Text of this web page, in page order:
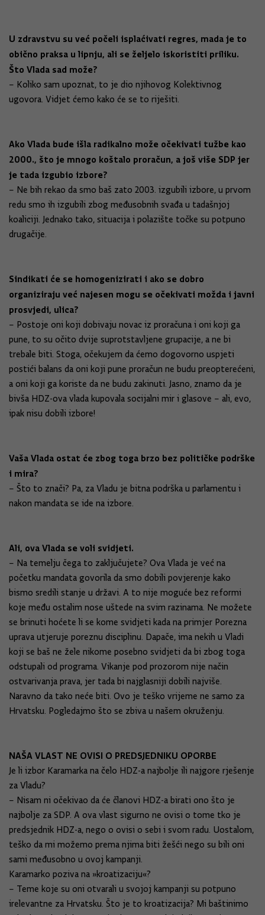
U zdravstvu su već počeli isplaćivati regres, mada je to
obično praksa u lipnju, ali se željelo iskoristiti priliku.
Što Vlada sad može?
– Koliko sam upoznat, to je dio njihovog Kolektivnog
ugovora. Vidjet ćemo kako će se to riješiti.
Ako Vlada bude išla radikalno može očekivati tužbe kao
2000., što je mnogo koštalo proračun, a još više SDP jer
je tada izgubio izbore?
– Ne bih rekao da smo baš zato 2003. izgubili izbore, u prvom
redu smo ih izgubili zbog međusobnih svađa u tadašnjoj
koaliciji. Jednako tako, situacija i polazište točke su potpuno
drugačije.
Sindikati će se homogenizirati i ako se dobro
organiziraju već najesen mogu se očekivati možda i javni
prosvjedi, ulica?
– Postoje oni koji dobivaju novac iz proračuna i oni koji ga
pune, to su očito dvije suprotstavljene grupacije, a ne bi
trebale biti. Stoga, očekujem da ćemo dogovorno uspjeti
postići balans da oni koji pune proračun ne budu preopterećeni,
a oni koji ga koriste da ne budu zakinuti. Jasno, znamo da je
bivša HDZ-ova vlada kupovala socijalni mir i glasove – ali, evo,
ipak nisu dobili izbore!
Vaša Vlada ostat će zbog toga brzo bez političke podrške
i mira?
– Što to znači? Pa, za Vladu je bitna podrška u parlamentu i
nakon mandata se ide na izbore.
Ali, ova Vlada se voli svidjeti.
– Na temelju čega to zaključujete? Ova Vlada je već na
početku mandata govorila da smo dobili povjerenje kako
bismo sredili stanje u državi. A to nije moguće bez reformi
koje među ostalim nose uštede na svim razinama. Ne možete
se brinuti hoćete li se kome svidjeti kada na primjer Porezna
uprava utjeruje poreznu disciplinu. Dapače, ima nekih u Vladi
koji se baš ne žele nikome posebno svidjeti da bi zbog toga
odstupali od programa. Vikanje pod prozorom nije način
ostvarivanja prava, jer tada bi najglasniji dobili najviše.
Naravno da tako neće biti. Ovo je teško vrijeme ne samo za
Hrvatsku. Pogledajmo što se zbiva u našem okruženju.
NAŠA VLAST NE OVISI O PREDSJEDNIKU OPORBE
Je li izbor Karamarka na čelo HDZ-a najbolje ili najgore rješenje
za Vladu?
– Nisam ni očekivao da će članovi HDZ-a birati ono što je
najbolje za SDP. A ova vlast sigurno ne ovisi o tome tko je
predsjednik HDZ-a, nego o ovisi o sebi i svom radu. Uostalom,
teško da mi možemo prema njima biti žešći nego su bili oni
sami međusobno u ovoj kampanji.
Karamarko poziva na »kroatizaciju«?
– Teme koje su oni otvarali u svojoj kampanji su potpuno
irelevantne za Hrvatsku. Što je to kroatizacija? Mi baštinimo